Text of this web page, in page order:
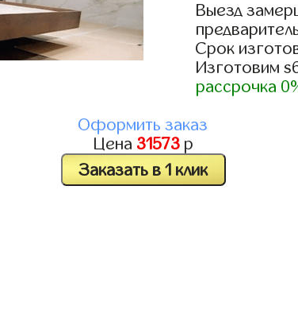
Выезд
Срок
Изготовим
рассрочка
Оформить заказ
Цена 31573р
Заказать в 1 клик